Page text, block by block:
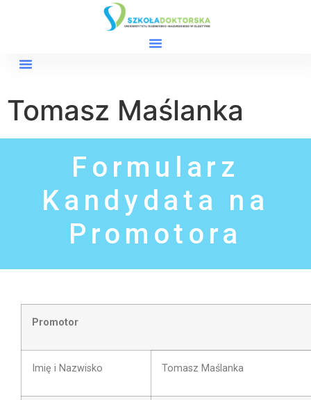
Tomasz Maślanka
Formularz
Kandydata na
Promotora
Promotor
Imię i Nazwisko Tomasz Maślanka